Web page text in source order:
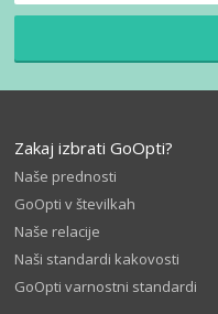
Zakaj izbrati GoOpti?
Naše prednosti
GoOpti v številkah
Naše relacije
Naši standardi kakovosti
GoOpti varnostni standardi